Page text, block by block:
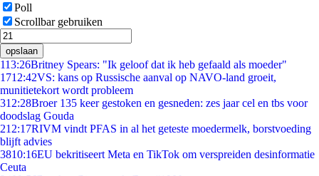
Poll
Scrollbar gebruiken
opslaan
113:26Britney Spears: "Ik geloof dat ik heb gefaald als moeder"
1712:42VS: kans op Russische aanval op NAVO-land groeit,
munitietekort wordt probleem
312:28Broer 135 keer gestoken en gesneden: zes jaar cel en tbs voor
doodslag Gouda
212:17RIVM vindt PFAS in al het geteste moedermelk, borstvoeding
blijft advies
3810:16EU bekritiseert Meta en TikTok om verspreiden desinformatie
Ceuta